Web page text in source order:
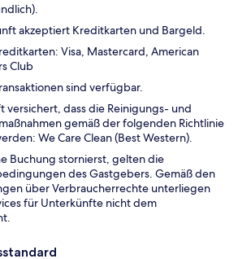
akzeptiert Kreditkarten und Bargeld.
Visa, Mastercard, American
Club
sind verfügbar.
versichert, dass die Reinigungs- und
gemäß der folgenden Richtlinie
We Care Clean (Best Western).
Buchung stornierst, gelten die
des Gastgebers. Gemäß den
über Verbraucherrechte unterliegen
für Unterkünfte nicht dem